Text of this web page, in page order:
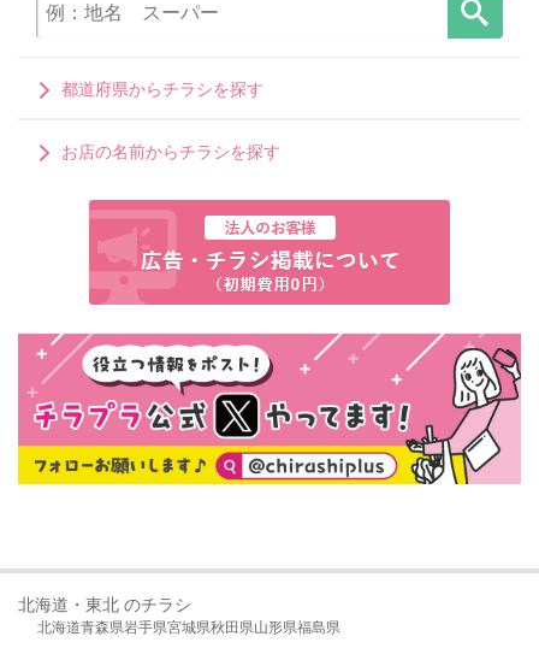
都道府県からチラシを探す
お店の名前からチラシを探す
北海道・東北 のチラシ
北海道青森県岩手県宮城県秋田県山形県福島県